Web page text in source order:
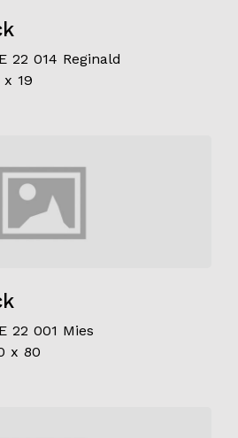
22 014 Reginald
x 19
22 001 Mies
x 80